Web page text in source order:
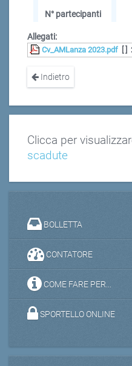
N° partecipanti
Allegati:
Cv_AMLanza 2023.pdf
Indietro
Clicca per
scadute
BOLLETTA
CONTATORE
COME FARE PER...
SPORTELLO ONLINE